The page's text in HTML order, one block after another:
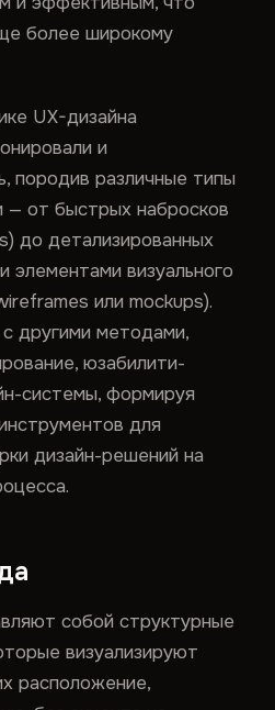
более широкому
UX-дизайна
и
породив различные типы
— от быстрых набросков
до детализированных
элементами визуального
или mockups).
другими методами,
юзабилити-
системы, формируя
для
дизайн-решений на
собой структурные
визуализируют
расположение,